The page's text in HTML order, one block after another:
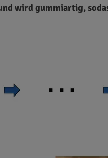
wird gummiartig,